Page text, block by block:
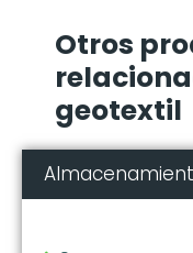
Otros
geotextil